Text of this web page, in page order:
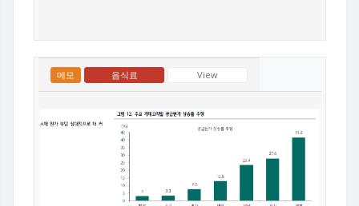
메모 음식료 View